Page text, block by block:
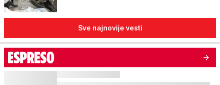
Sve najnovije vesti